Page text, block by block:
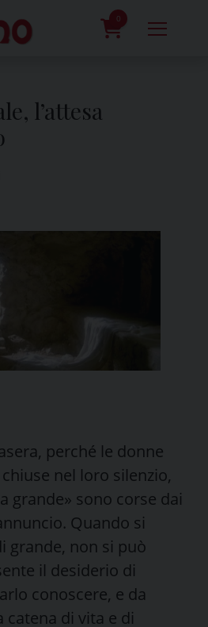
0
l’attesa
perché le donne
nel loro silenzio,
grande» sono corse dai
Quando si
grande, non si può
il desiderio di
conoscere, e da
catena di vita e di